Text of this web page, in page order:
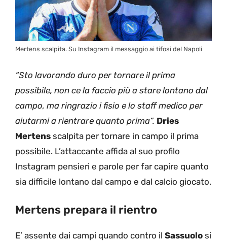
Mertens scalpita. Su Instagram il messaggio ai tifosi del Napoli
“Sto lavorando duro per tornare il prima
possibile, non ce la faccio più a stare lontano dal
campo, ma ringrazio i fisio e lo staff medico per
aiutarmi a rientrare quanto prima”. Dries
Mertens scalpita per tornare in campo il prima
possibile. L’attaccante affida al suo profilo
Instagram pensieri e parole per far capire quanto
sia difficile lontano dal campo e dal calcio giocato.
Mertens prepara il rientro
E’ assente dai campi quando contro il Sassuolo si